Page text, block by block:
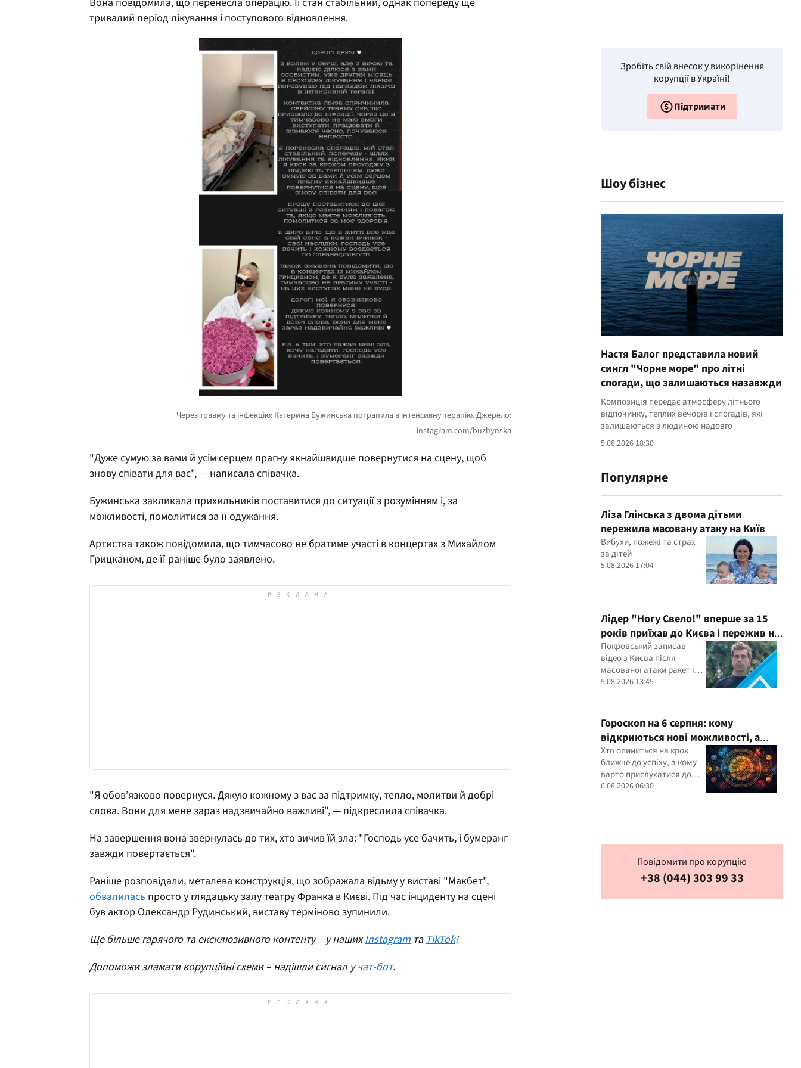
тривалий період лікування і поступового відновлення.
"Дуже сумую за вами й усім серцем прагну якнайшвидше повернутися на сцену, щоб
знову співати для вас", — написала співачка.
Бужинська закликала прихильників поставитися до ситуації з розумінням і, за
можливості, помолитися за її одужання.
Артистка також повідомила, що тимчасово не братиме участі в концертах з Михайлом
Грицканом, де її раніше було заявлено.
"Я обов’язково повернуся. Дякую кожному з вас за підтримку, тепло, молитви й добрі
слова. Вони для мене зараз надзвичайно важливі", — підкреслила співачка.
На завершення вона звернулась до тих, хто зичив їй зла: "Господь усе бачить, і бумеранг
завжди повертається".
Раніше розповідали, металева конструкція, що зображала відьму у виставі "Макбет",
обвалилась просто у глядацьку залу театру Франка в Києві. Під час інциденту на сцені
був актор Олександр Рудинський, виставу терміново зупинили.
Ще більше гарячого та ексклюзивного контенту – у нашихInstagram та TikTok!
Допоможи зламати корупційні схеми – надішли сигнал учат-бот.
Зробіть свій внесок у викорінення
корупції в Україні!
Підтримати
Шоу бізнес
Настя Балог представила новий
сингл "Чорне море" про літні
спогади, що залишаються назавжди
Композиція передає атмосферу літнього
відпочинку, теплих вечорів і спогадів, які
залишаються з людиною надовго
5.08.2026 18:30
Популярне
Ліза Глінська з двома дітьми
пережила масовану атаку на Київ
Вибухи, пожежі та страх
за дітей
5.08.2026 17:04
Лідер "Ногу Свело!" вперше за 15
років приїхав до Києва і пережив ніч
в укритті
Покровський записав
відео з Києва після
масованої атаки ракет і
дронів
5.08.2026 13:45
Гороскоп на 6 серпня: кому
відкриються нові можливості, а
кому варто довіритися інтуїції
Хто опиниться на крок
ближче до успіху, а кому
варто прислухатися до
інтуїції
6.08.2026 06:30
Повідомити про корупцію
+38 (044) 303 99 33